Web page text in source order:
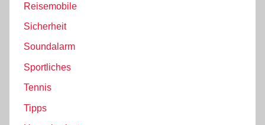
Reisemobile
Sicherheit
Soundalarm
Sportliches
Tennis
Tipps